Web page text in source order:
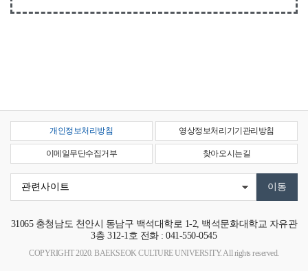
개인정보처리방침 영상정보처리기기관리방침
이메일무단수집거부 찾아오시는길
31065 충청남도 천안시 동남구 백석대학로 1-2, 백석문화대학교 자유관
3층 312-1호 전화 : 041-550-0545
COPYRIGHT 2020. BAEKSEOK CULTURE UNIVERSITY. All rights reserved.